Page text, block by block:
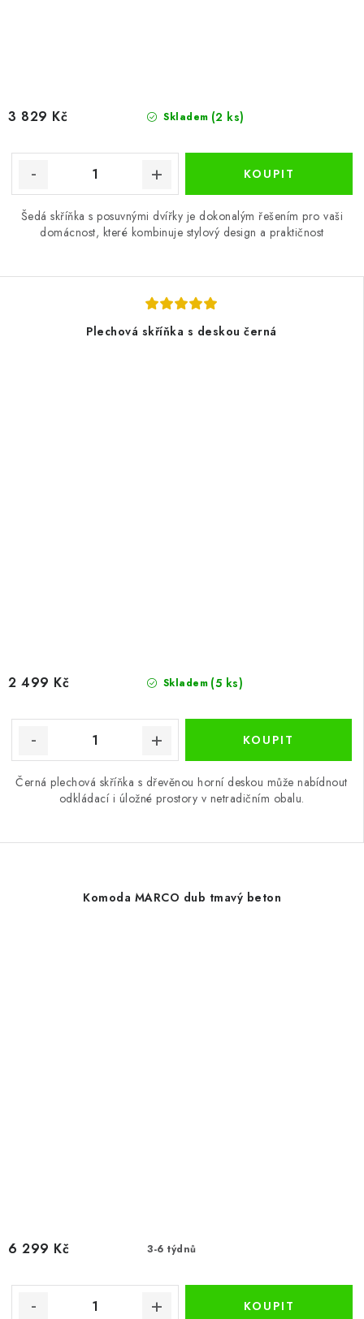
Skladem (2 ks)
3 829 Kč
Šedá skříňka s posuvnými dvířky je dokonalým řešením pro vaši
domácnost, které kombinuje stylový design a praktičnost
Plechová skříňka s deskou černá
Skladem (5 ks)
2 499 Kč
Černá plechová skříňka s dřevěnou horní deskou může nabídnout
odkládací i úložné prostory v netradičním obalu.
Komoda MARCO dub tmavý beton
3-6 týdnů
6 299 Kč